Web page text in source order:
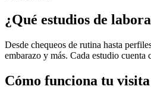
¿Qué estudios de
Desde chequeos de rutina hasta
embarazo y más. Cada estudio
Cómo funciona tu visita